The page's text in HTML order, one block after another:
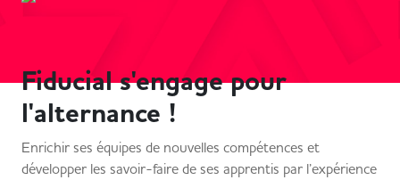
Fiducial s'engage pour
l'alternance !
Enrichir ses équipes de nouvelles compétences et
développer les savoir-faire de ses apprentis par l’expérience